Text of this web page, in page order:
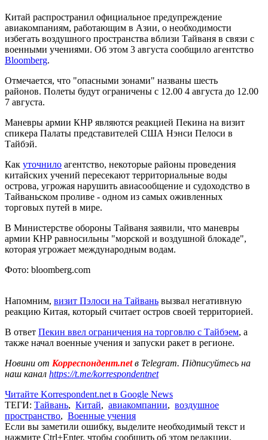
Китай распространил официальное предупреждение
авиакомпаниям, работающим в Азии, о необходимости
избегать воздушного пространства вблизи Тайваня в связи с
военными учениями. Об этом 3 августа сообщило агентство
Bloomberg.
Отмечается, что "опасными зонами" названы шесть
районов. Полеты будут ограничены с 12.00 4 августа до 12.00
7 августа.
Маневры армии КНР являются реакцией Пекина на визит
спикера Палаты представителей США Нэнси Пелоси в
Тайбэй.
Как уточнило агентство, некоторые районы проведения
китайских учений пересекают территориальные воды
острова, угрожая нарушить авиасообщение и судоходство в
Тайваньском проливе - одном из самых оживленных
торговых путей в мире.
В Министерстве обороны Тайваня заявили, что маневры
армии КНР равносильны "морской и воздушной блокаде",
которая угрожает международным водам.
Фото: bloomberg.com
Напомним, визит Пэлоси на Тайвань вызвал негативную
реакцию Китая, который считает остров своей территорией.
В ответ Пекин ввел ограничения на торговлю с Тайбэем, а
также начал военные учения и запуски ракет в регионе.
Новини от Корреспондент.netв Telegram. Підписуйтесь на
наш канал https://t.me/korrespondentnet
Читайте Korrespondent.net в Google News
ТЕГИ: Тайвань, Китай, авиакомпании, воздушное
пространство, Военные учения
Если вы заметили ошибку, выделите необходимый текст и
нажмите Ctrl+Enter, чтобы сообщить об этом редакции.